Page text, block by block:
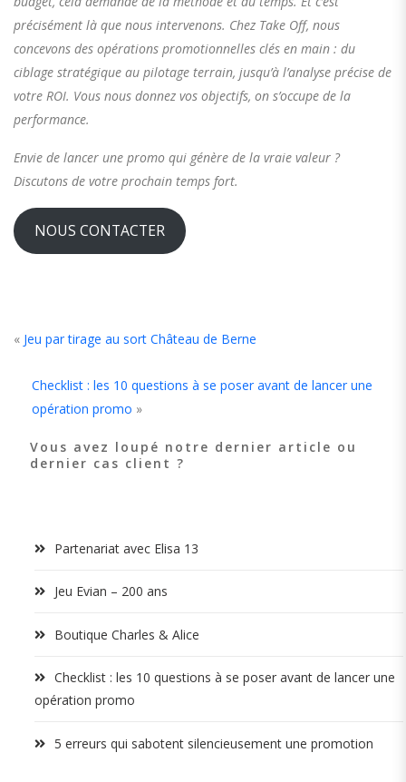
précisément là que nous intervenons. Chez Take Off, nous
concevons des opérations promotionnelles clés en main : du
ciblage stratégique au pilotage terrain, jusqu’à l’analyse précise de
votre ROI. Vous nous donnez vos objectifs, on s’occupe de la
performance.
Envie de lancer une promo qui génère de la vraie valeur ?
Discutons de votre prochain temps fort.
NOUS CONTACTER
« Jeu par tirage au sort Château de Berne
Checklist : les 10 questions à se poser avant de lancer une
opération promo »
Vous avez loupé notre dernier article ou
dernier cas client ?
Partenariat avec Elisa 13
Jeu Evian – 200 ans
Boutique Charles & Alice
Checklist : les 10 questions à se poser avant de lancer une
opération promo
5 erreurs qui sabotent silencieusement une promotion